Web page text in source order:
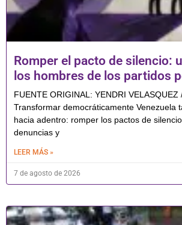
Romper el pacto de silencio:
los hombres de los partidos
FUENTE ORIGINAL: YENDRI VELASQUEZ
Transformar democráticamente Venezuela
hacia adentro: romper los pactos de
denuncias y
LEER MÁS »
7 de agosto de 2026